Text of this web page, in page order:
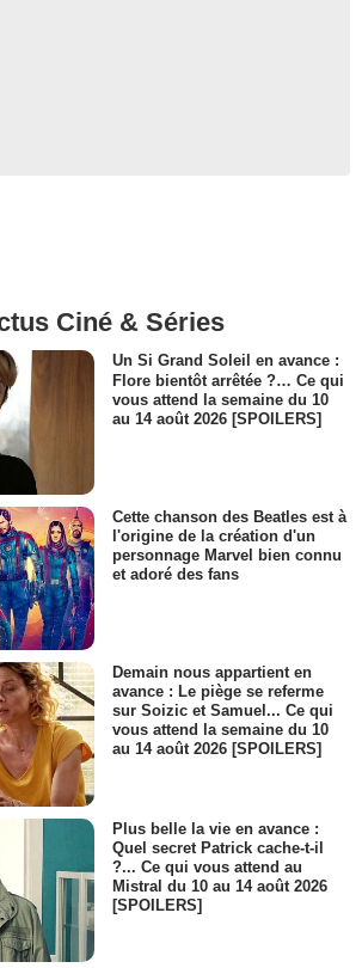
Ciné & Séries
Un Si Grand Soleil en avance :
Flore bientôt arrêtée ?… Ce qui
vous attend la semaine du 10
au 14 août 2026 [SPOILERS]
Cette chanson des Beatles est à
l'origine de la création d'un
personnage Marvel bien connu
et adoré des fans
Demain nous appartient en
avance : Le piège se referme
sur Soizic et Samuel... Ce qui
vous attend la semaine du 10
au 14 août 2026 [SPOILERS]
Plus belle la vie en avance :
Quel secret Patrick cache-t-il
?... Ce qui vous attend au
Mistral du 10 au 14 août 2026
[SPOILERS]